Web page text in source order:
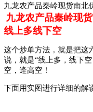
九龙农产品秦岭现货南北
九龙农产品秦岭现
线上多线下空
这个炒单方法，就是把这
说，就是“线上多，线下
空，逢高空！
下面用实图进行详细的解